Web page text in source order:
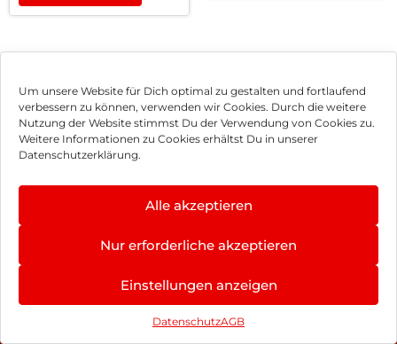
Um unsere Website für Dich optimal zu gestalten und fortlaufend
verbessern zu können, verwenden wir Cookies. Durch die weitere
Nutzung der Website stimmst Du der Verwendung von Cookies zu.
Weitere Informationen zu Cookies erhältst Du in unserer
Datenschutzerklärung.
Alle akzeptieren
Nur erforderliche akzeptieren
Einstellungen anzeigen
DatenschutzAGB
Impressum
Hinweis zur Batterieentsorgung
Newsletter
, Brodos AG – All Rights Reserved.
★★★★★